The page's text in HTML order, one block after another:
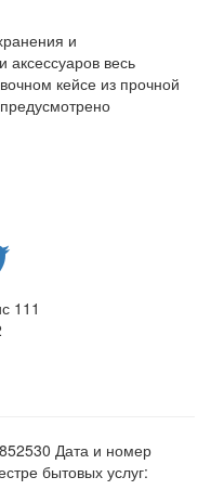
и
аксессуаров весь
кейсе из прочной
111
Дата и номер
бытовых услуг: